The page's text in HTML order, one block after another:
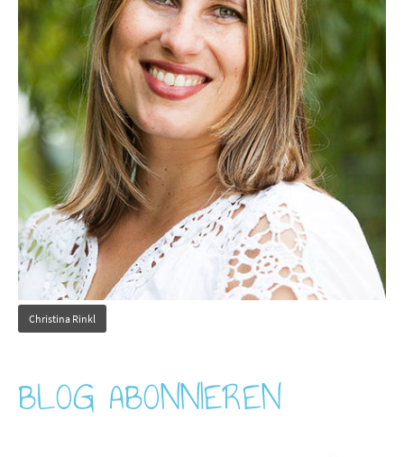
Christina Rinkl
BLOG ABONNIEREN